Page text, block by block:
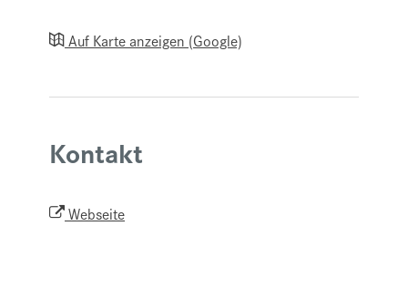
Auf Karte anzeigen (Google)
Kontakt
Webseite